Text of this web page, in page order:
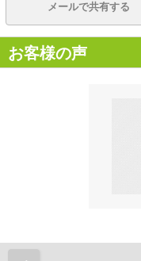
メールで共有する
お客様の声